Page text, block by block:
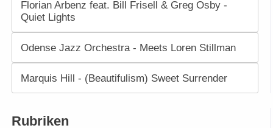
Florian Arbenz feat. Bill Frisell & Greg Osby -
Quiet Lights
Odense Jazz Orchestra - Meets Loren Stillman
Marquis Hill - (Beautifulism) Sweet Surrender
Rubriken